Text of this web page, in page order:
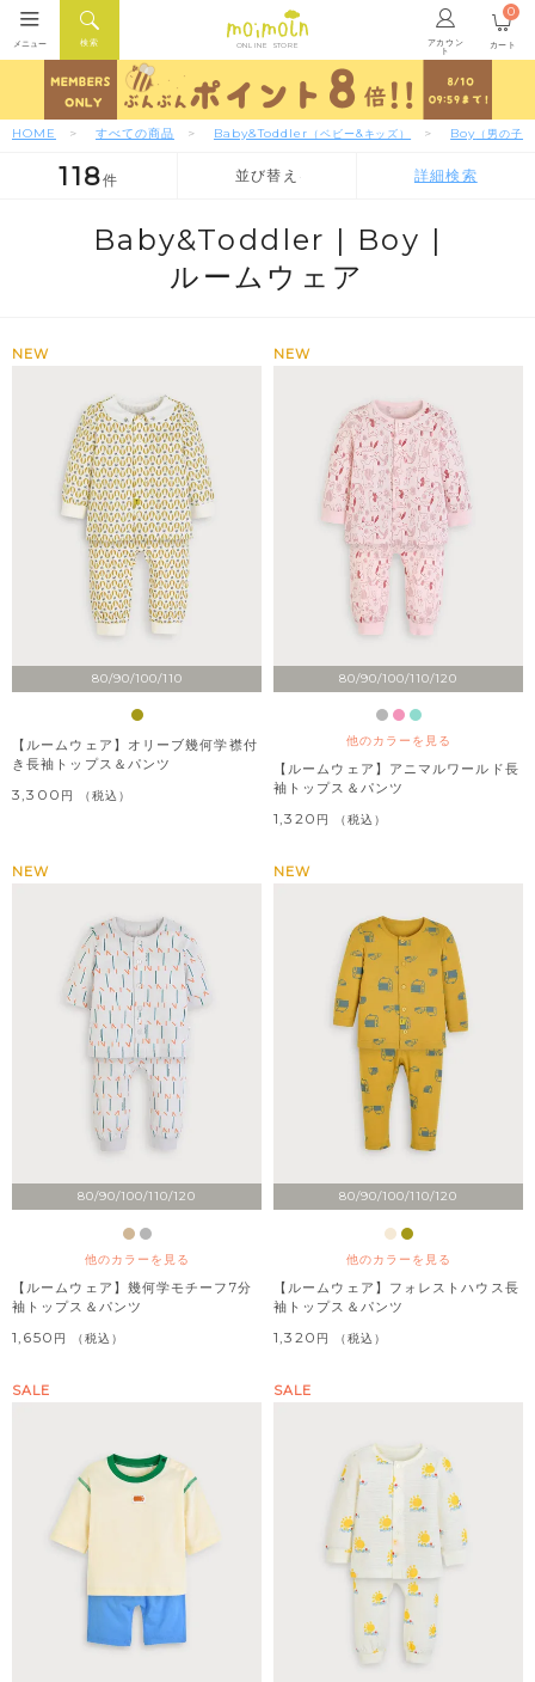
ONLINE STORE アカウン
ト
検索
メニュー カート
0
HOME すべての商品 Baby&Toddler （ベビー&キッズ） Boy （男の子）
並び替え
価格が安い順
118件 詳細検索
Baby&Toddler | Boy |
ルームウェア
80/90/100/110
NEW
【ルームウェア】オリーブ幾何学襟付
き長袖トップス＆パンツ
3,300 税込
80/90/100/110/120
他のカラーを見る
NEW
【ルームウェア】アニマルワールド長
袖トップス＆パンツ
1,320 税込
80/90/100/110/120
他のカラーを見る
NEW
【ルームウェア】幾何学モチーフ7分
袖トップス＆パンツ
1,650 税込
80/90/100/110/120
他のカラーを見る
NEW
【ルームウェア】フォレストハウス長
袖トップス＆パンツ
1,320 税込
SALE SALE